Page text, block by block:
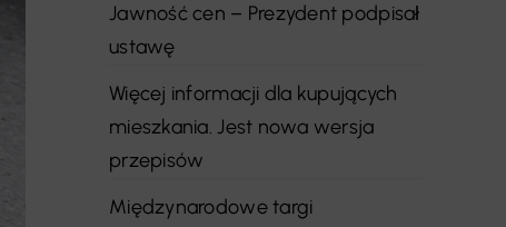
Jawność cen – Prezydent podpisał
ustawę
Więcej informacji dla kupujących
mieszkania. Jest nowa wersja
przepisów
Międzynarodowe targi